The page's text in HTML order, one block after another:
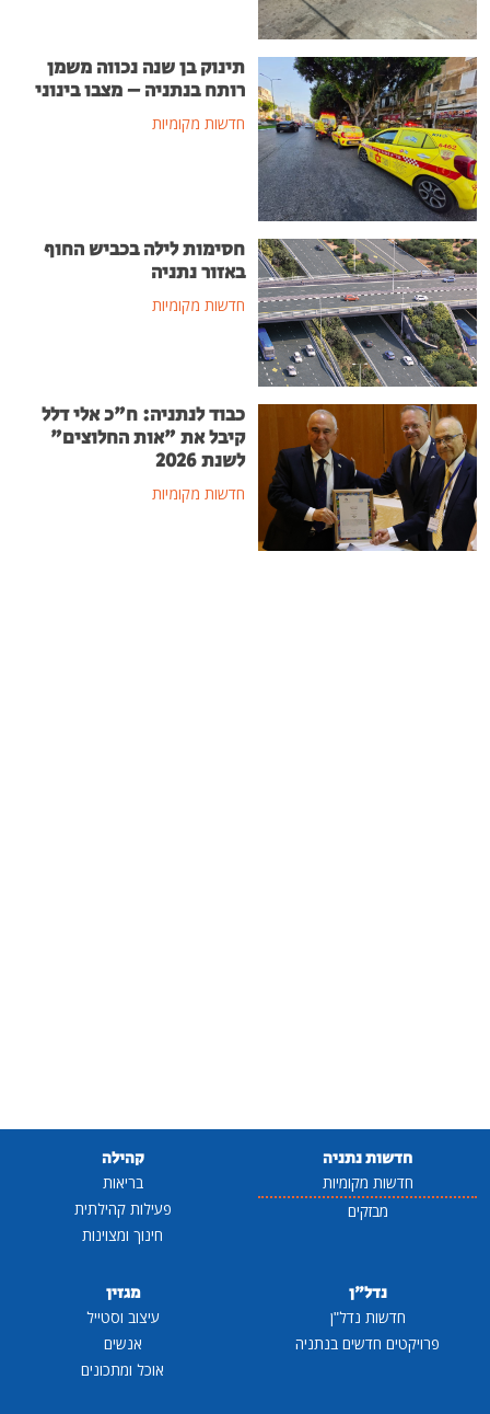
תינוק בן שנה נכווה משמן
רותח בנתניה – מצבו בינוני
חדשות מקומיות
חסימות לילה בכביש החוף
באזור נתניה
חדשות מקומיות
כבוד לנתניה: ח"כ אלי דלל
קיבל את "אות החלוצים"
לשנת 2026
חדשות מקומיות
חדשות נתניה
חדשות מקומיות
מבזקים
קהילה
בריאות
פעילות קהילתית
חינוך ומצוינות
נדל"ן
חדשות נדל"ן
פרויקטים חדשים בנתניה
מגזין
עיצוב וסטייל
אנשים
אוכל ומתכונים